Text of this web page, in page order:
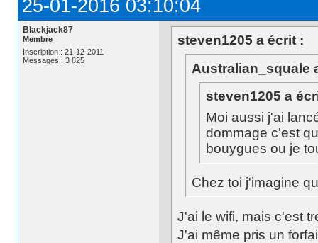
25-01-2016 03:10:04
Blackjack87
Membre
Inscription : 21-12-2011
Messages : 3 825
steven1205 a écrit :
Australian_squale
steven1205 a
Moi aussi j'ai
dommage c'est
bouygues ou je
Chez toi j'imagine
J'ai le wifi, mais c'est
J'ai même pris un